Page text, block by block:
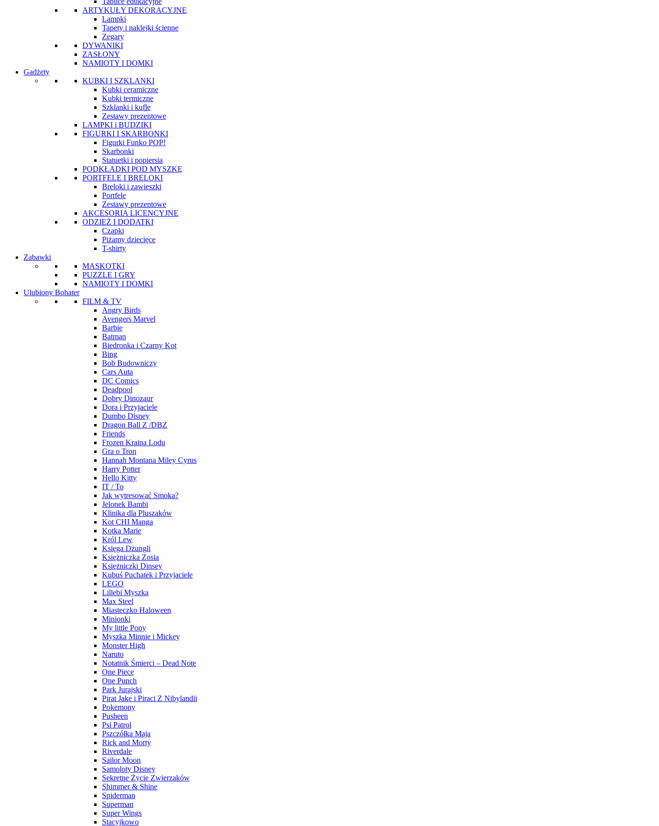
ARTYKUŁY DEKORACYJNE
Lampki
Tapety i naklejki ścienne
Zegary
DYWANIKI
ZASŁONY
NAMIOTY I DOMKI
Gadżety
KUBKI I SZKLANKI
Kubki ceramiczne
Kubki termiczne
Szklanki i kufle
Zestawy prezentowe
LAMPKI i BUDZIKI
FIGURKI I SKARBONKI
Figurki Funko POP!
Skarbonki
Statuetki i popiersia
PODKŁADKI POD MYSZKĘ
PORTFELE I BRELOKI
Breloki i zawieszki
Portfele
Zestawy prezentowe
AKCESORIA LICENCYJNE
ODZIEŻ I DODATKI
Czapki
Piżamy dziecięce
T-shirty
Zabawki
MASKOTKI
PUZZLE I GRY
NAMIOTY I DOMKI
Ulubiony Bohater
FILM & TV
Angry Birds
Avengers Marvel
Barbie
Batman
Biedronka i Czarny Kot
Bing
Bob Budowniczy
Cars Auta
DC Comics
Deadpool
Dobry Dinozaur
Dora i Przyjaciele
Dumbo Disney
Dragon Ball Z /DBZ
Friends
Frozen Kraina Lodu
Gra o Tron
Hannah Montana Miley Cyrus
Harry Potter
Hello Kitty
IT / To
Jak wytresować Smoka?
Jelonek Bambi
Klinika dla Pluszaków
Kot CHI Manga
Kotka Marie
Król Lew
Księga Dżungli
Księżniczka Zosia
Księżniczki Dinsey
Kubuś Puchatek i Przyjaciele
LEGO
Lillebi Myszka
Max Steel
Miasteczko Haloween
Minionki
My little Pony
Myszka Minnie i Mickey
Monster High
Naruto
Notatnik Śmierci – Dead Note
One Piece
One Punch
Park Jurajski
Pirat Jake i Piraci Z Nibylandii
Pokemony
Pusheen
Psi Patrol
Pszczółka Maja
Rick and Morty
Riverdale
Sailor Moon
Samoloty Disney
Sekretne Życie Zwierzaków
Shimmer & Shine
Spiderman
Superman
Super Wings
Stacyjkowo